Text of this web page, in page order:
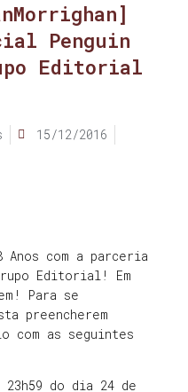
Penguin
Editorial
15/12/2016
Anos com a parceria
Editorial! Em
Para se
preencherem
com as seguintes
23h59 do dia 24 de